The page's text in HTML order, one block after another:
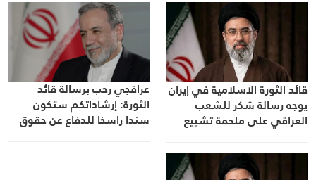
قائد الثورة الاسلامية في إيران
يوجه رسالة شكر للشعب
العراقي على ملحمة تشييع
عراقجي رحب برسالة قائد
الثورة: إرشاداتكم ستكون
سندا راسخا للدفاع عن حقوق